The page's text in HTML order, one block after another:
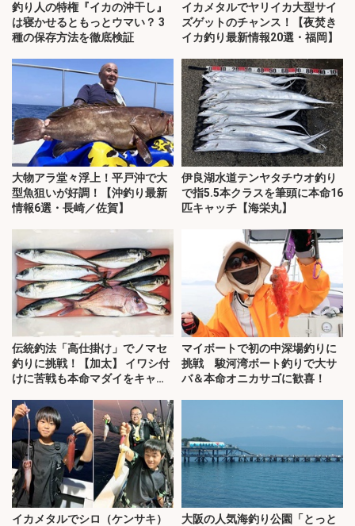
釣り人の特権『イカの沖干し』
は寝かせるともっとウマい？ 3
種の保存方法を徹底検証
イカメタルでヤリイカ大型サイ
ズゲットのチャンス！【夜焚き
イカ釣り最新情報20選・福岡】
大物アラ堂々浮上！平戸沖で大
型魚狙いが好調！【沖釣り最新
情報6選・長崎／佐賀】
伊良湖水道テンヤタチウオ釣り
で指5.5本クラスを筆頭に本命16
匹キャッチ【海栄丸】
伝統釣法「高仕掛け」でノマセ
釣りに挑戦！【加太】 イワシ付
けに苦戦も本命マダイをキャッ
マイボートで初の中深場釣りに
挑戦 駿河湾ボート釣りで大サ
バ＆本命オニカサゴに歓喜！
イカメタルでシロ（ケンサキ）
大阪の人気海釣り公園「とっと